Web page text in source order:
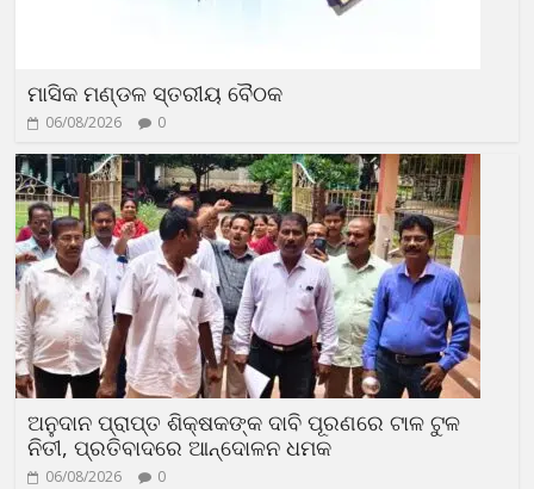
ମାସିକ ମଣ୍ଡଳ ସ୍ତରୀୟ ବୈଠକ
06/08/2026 0
ଅନୁଦାନ ପ୍ରାପ୍ତ ଶିକ୍ଷକଙ୍କ ଦାବି ପୂରଣରେ ଟାଳ ଟୁଳ
ନିତୀ, ପ୍ରତିବାଦରେ ଆନ୍ଦୋଳନ ଧମକ
06/08/2026 0